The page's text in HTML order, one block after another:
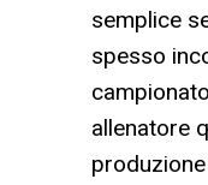
semplice
spesso
allenatore